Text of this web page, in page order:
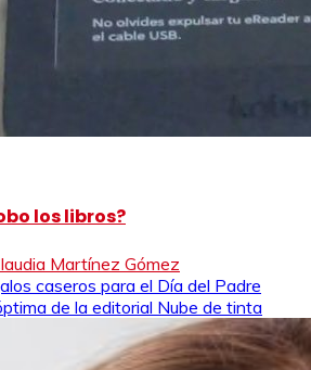
los libros?
Martínez Gómez
caseros para el Día del Padre
de la editorial Nube de tinta